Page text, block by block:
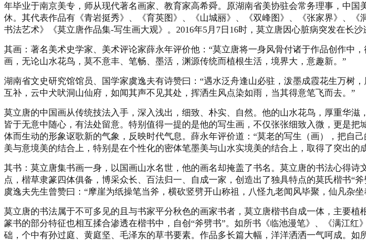
年毕业于南京美专，师从现代著名画家、教育家高希舜。原湖南省美协驻会常务理事，中
休。其代表作品有《青岩挺秀》、《育英图》、《山城丽》、《双峰图》、《张家界》、《
书法艺术》《莫立唐作品集-写生画大观》。2016年5月7日16时，莫立唐因心脏病突发在长沙
其画：著名美术史学家、美术评论家薛永年评价他：“莫立唐将一身风骨付诸于作品创作中
画，无论山水花鸟，莫不意丰、笔畅、墨活，渊源传统而植根生活，境界大，意趣新。”
湖南省文史研究馆馆员、国学家虞逸夫有诗赞曰：“遇水泛舟逢山必驻，泼墨成霞花生万树
互补，云中犬吠洞山仙府，如闻其声不见其处，挥洒生风点染如雨，当其得意笔飞而去。”
莫立唐的中国画从传统技法入手，深入浅出，细致、朴实、自然。他的山水花鸟，厚重华
皆于无意中随心，有法处留意。特别值得一提的是他的写生画，不仅张张细致入微，更是
体而生动的形象讴歌新的气象，反映时代气息。薛永年评价道：“莫老的写生（画），把自
美与意境美的结合上，特别是在个性化的密体笔墨美与山水实境美的结合上，取得了突出的
其书：莫立唐集书画一身，以国画山水名世，他的画名却掩盖了书名。莫立唐的书法心得
点，楷草隶篆四体俱备，博采众长、百法归一、自成一家，创造出了独具特点的莫氏楷书“
虞逸夫先生曾赞曰：“摩崖为纸操笔当斧，横砍竖劈开山称祖，八怪九老闻风毕聚，仙凡杂坐
莫立唐的书法属于不可多见的且与书家平分秋色的画家书者，莫立唐楷书自成一体，主要
篆书的部分特征也相互揉合渗透在楷书中，自创“斧劈书”。如所书《临池漫笔》、《满江
础，个中有孙过庭、黄庭坚、毛泽东的草书要素。作品多长篇大幅，洋洋洒洒一气呵成。如